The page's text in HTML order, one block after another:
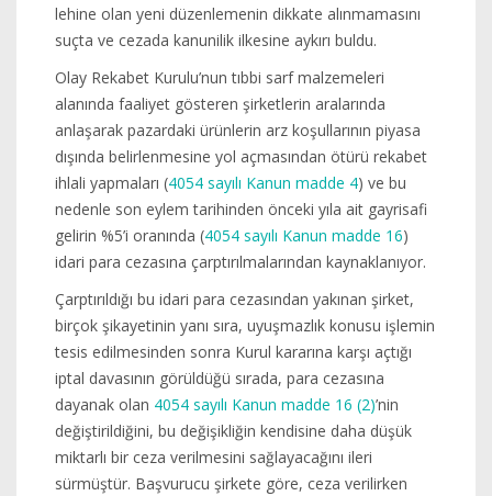
lehine olan yeni düzenlemenin dikkate alınmamasını
suçta ve cezada kanunilik ilkesine aykırı buldu.
Olay Rekabet Kurulu’nun tıbbi sarf malzemeleri
alanında faaliyet gösteren şirketlerin aralarında
anlaşarak pazardaki ürünlerin arz koşullarının piyasa
dışında belirlenmesine yol açmasından ötürü rekabet
ihlali yapmaları (4054 sayılı Kanun madde 4) ve bu
nedenle son eylem tarihinden önceki yıla ait gayrisafi
gelirin %5’i oranında (4054 sayılı Kanun madde 16)
idari para cezasına çarptırılmalarından kaynaklanıyor.
Çarptırıldığı bu idari para cezasından yakınan şirket,
birçok şikayetinin yanı sıra, uyuşmazlık konusu işlemin
tesis edilmesinden sonra Kurul kararına karşı açtığı
iptal davasının görüldüğü sırada, para cezasına
dayanak olan 4054 sayılı Kanun madde 16 (2)’nin
değiştirildiğini, bu değişikliğin kendisine daha düşük
miktarlı bir ceza verilmesini sağlayacağını ileri
sürmüştür. Başvurucu şirkete göre, ceza verilirken